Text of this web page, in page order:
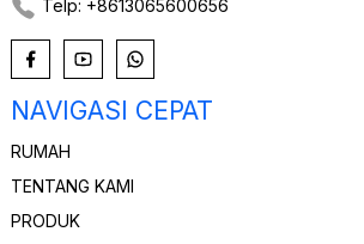
Telp: +8613065600656
NAVIGASI CEPAT
RUMAH
TENTANG KAMI
PRODUK